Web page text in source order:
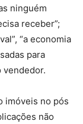
ninguém
receber”;
“a economia
para
vendedor.
imóveis no pós
não